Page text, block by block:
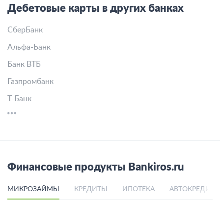
Дебетовые карты в других банках
СберБанк
Альфа-Банк
Банк ВТБ
Газпромбанк
Т-Банк
Финансовые продукты Bankiros.ru
МИКРОЗАЙМЫ КРЕДИТЫ ИПОТЕКА